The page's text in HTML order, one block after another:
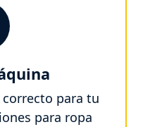
para tu
para ropa